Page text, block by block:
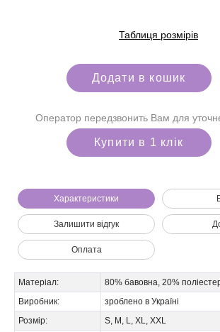
Таблиця розмірів
Додати в кошик
Оператор передзвонить Вам для
Купити в 1 клік
Характеристики
Залишити відгук
Оплата
Матеріал:
80% бавовна, 20%
Виробник:
зроблено в Україні
Розмір:
S, M, L, XL, XXL
Ми зателефонуємо вам на